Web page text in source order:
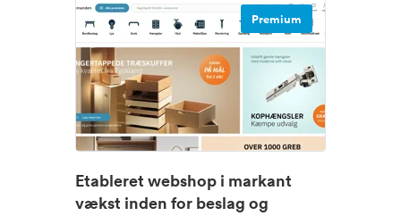
Premium
Etableret webshop i markant
vækst inden for beslag og